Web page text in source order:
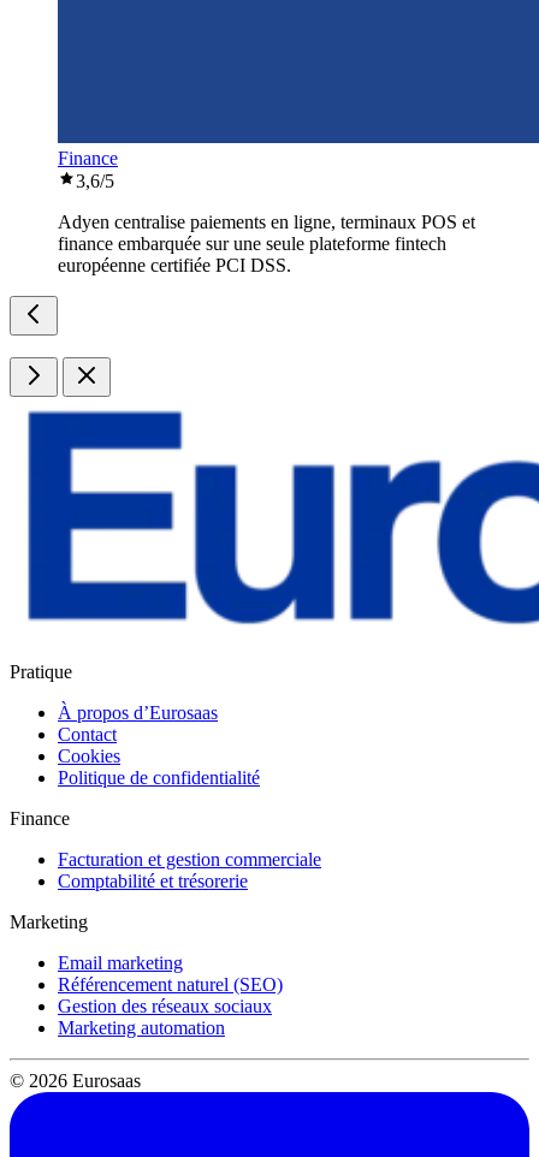
Finance
3,6/5
Adyen centralise paiements en ligne, terminaux POS et
finance embarquée sur une seule plateforme fintech
européenne certifiée PCI DSS.
Pratique
À propos d’Eurosaas
Contact
Cookies
Politique de confidentialité
Finance
Facturation et gestion commerciale
Comptabilité et trésorerie
Marketing
Email marketing
Référencement naturel (SEO)
Gestion des réseaux sociaux
Marketing automation
© 2026 Eurosaas